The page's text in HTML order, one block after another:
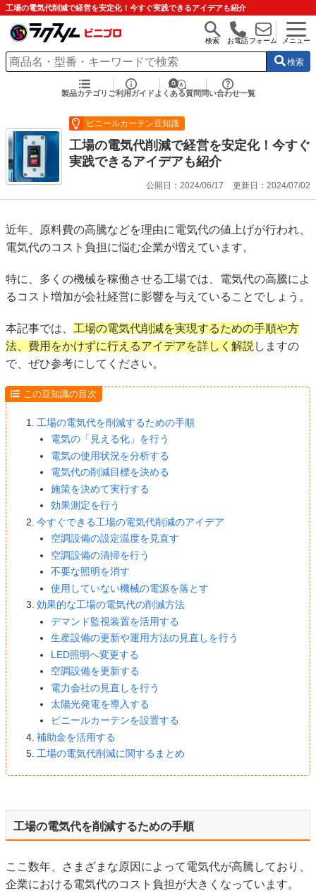
工場の電気代削減で経営を安定化！今すぐ実践できるアイデアも紹介
検索 お電話フォーム メニュー
検索
製品カテゴリ ご利用ガイド よくある質問 問い合わせ一覧
ビニールカーテン豆知識
工場の電気代削減で経営を安定化！今すぐ
実践できるアイデアも紹介
公開日：2024/06/17 更新日：2024/07/02
近年、原料費の高騰などを理由に電気代の値上げが行われ、
電気代のコスト負担に悩む企業が増えています。
特に、多くの機械を稼働させる工場では、電気代の高騰によ
るコスト増加が会社経営に影響を与えていることでしょう。
本記事では、 工場の電気代削減を実現するための手順や方
法、費用をかけずに行えるアイデアを詳しく解説 しますの
で、ぜひ参考にしてください。
この豆知識の目次
工場の電気代を削減するための手順
電気の「見える化」を行う
電気の使用状況を分析する
電気代の削減目標を決める
施策を決めて実行する
効果測定を行う
今すぐできる工場の電気代削減のアイデア
空調設備の設定温度を見直す
空調設備の清掃を行う
不要な照明を消す
使用していない機械の電源を落とす
効果的な工場の電気代の削減方法
デマンド監視装置を活用する
生産設備の更新や運用方法の見直しを行う
LED照明へ変更する
空調設備を更新する
電力会社の見直しを行う
太陽光発電を導入する
ビニールカーテンを設置する
補助金を活用する
工場の電気代削減に関するまとめ
工場の電気代を削減するための手順
ここ数年、さまざまな原因によって電気代が高騰しており、
企業における電気代のコスト負担が大きくなっています。